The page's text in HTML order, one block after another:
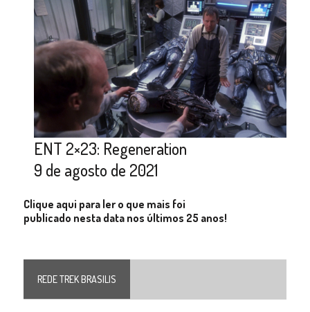
ENT 2×23: Regeneration
9 de agosto de 2021
Clique aqui para ler o que mais foi
publicado nesta data nos últimos 25 anos!
REDE TREK BRASILIS